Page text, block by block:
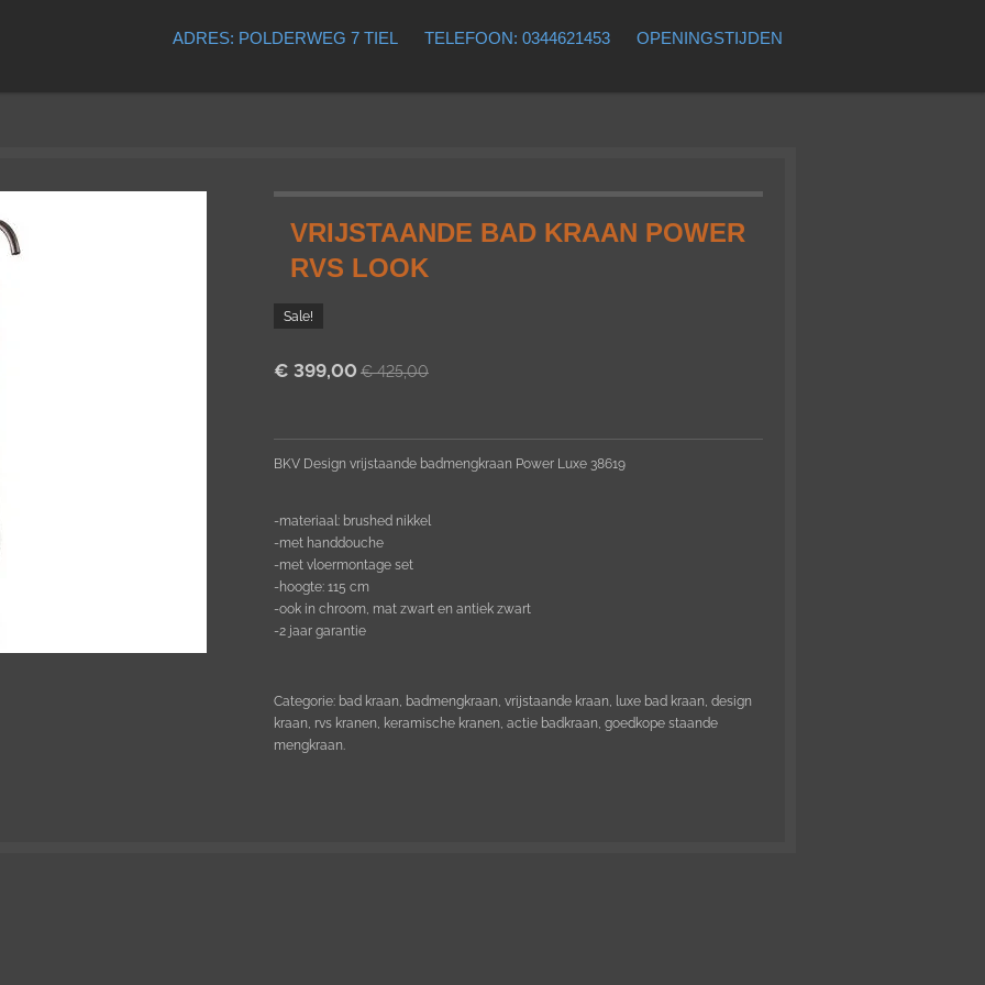
ADRES: POLDERWEG 7 TIEL TELEFOON: 0344621453 OPENINGSTIJDEN
VRIJSTAANDE BAD KRAAN POWER
RVS LOOK
Sale!
€ 399,00 € 425,00
BKV Design vrijstaande badmengkraan Power Luxe 38619
-materiaal: brushed nikkel
-met handdouche
-met vloermontage set
-hoogte: 115 cm
-ook in chroom, mat zwart en antiek zwart
-2 jaar garantie
Categorie: bad kraan, badmengkraan, vrijstaande kraan, luxe bad kraan, design
kraan, rvs kranen, keramische kranen, actie badkraan, goedkope staande
mengkraan.